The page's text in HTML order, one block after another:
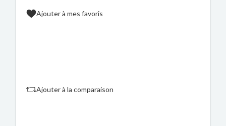
Ajouter à mes favoris
Ajouter à la comparaison